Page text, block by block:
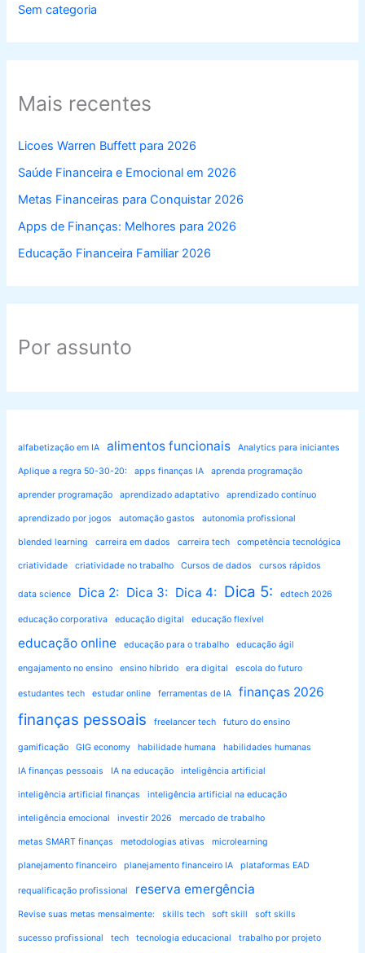
Sem categoria
Mais recentes
Licoes Warren Buffett para 2026
Saúde Financeira e Emocional em 2026
Metas Financeiras para Conquistar 2026
Apps de Finanças: Melhores para 2026
Educação Financeira Familiar 2026
Por assunto
alfabetização em IA alimentos funcionais Analytics para iniciantes
Aplique a regra 50-30-20: apps finanças IA aprenda programação
aprender programação aprendizado adaptativo aprendizado contínuo
aprendizado por jogos automação gastos autonomia profissional
blended learning carreira em dados carreira tech competência tecnológica
criatividade criatividade no trabalho Cursos de dados cursos rápidos
data science Dica 2: Dica 3: Dica 4: Dica 5: edtech 2026
educação corporativa educação digital educação flexível
educação online educação para o trabalho educação ágil
engajamento no ensino ensino híbrido era digital escola do futuro
estudantes tech estudar online ferramentas de IA finanças 2026
finanças pessoais freelancer tech futuro do ensino
gamificação GIG economy habilidade humana habilidades humanas
IA finanças pessoais IA na educação inteligência artificial
inteligência artificial finanças inteligência artificial na educação
inteligência emocional investir 2026 mercado de trabalho
metas SMART finanças metodologias ativas microlearning
planejamento financeiro planejamento financeiro IA plataformas EAD
requalificação profissional reserva emergência
Revise suas metas mensalmente: skills tech soft skill soft skills
sucesso profissional tech tecnologia educacional trabalho por projeto